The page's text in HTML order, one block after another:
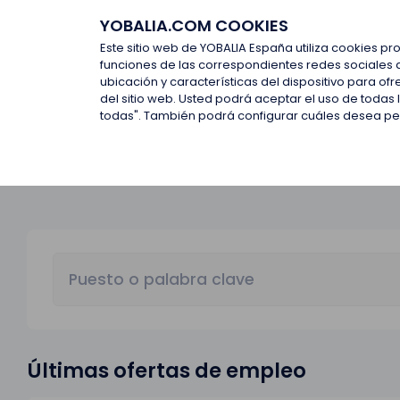
YOBALIA.COM COOKIES
Este sitio web de YOBALIA España utiliza
funciones de las correspondientes redes
ubicación y características del dispositivo para
del sitio web. Usted podrá aceptar el uso de
todas". También podrá configurar cuáles desea
Últimas ofertas
Últimas ofertas
Últimas ofertas de empleo